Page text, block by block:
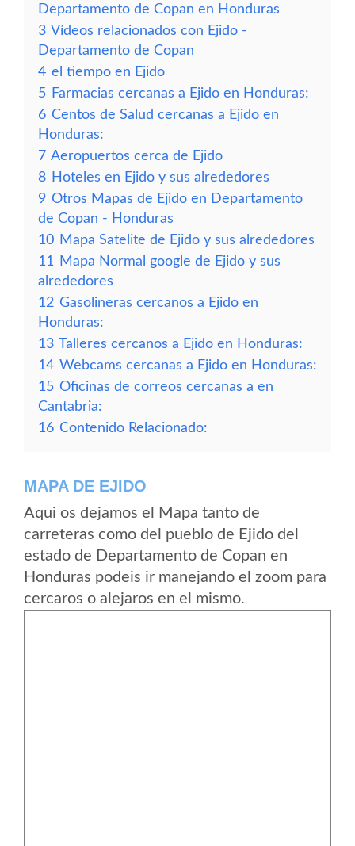
Departamento de Copan en Honduras
3 Vídeos relacionados con Ejido -
Departamento de Copan
4 el tiempo en Ejido
5 Farmacias cercanas a Ejido en Honduras:
6 Centos de Salud cercanas a Ejido en
Honduras:
7 Aeropuertos cerca de Ejido
8 Hoteles en Ejido y sus alrededores
9 Otros Mapas de Ejido en Departamento
de Copan - Honduras
10 Mapa Satelite de Ejido y sus alrededores
11
Mapa Normal google de Ejido y sus
alrededores
12 Gasolineras cercanos a Ejido en
Honduras:
13 Talleres cercanos a Ejido en Honduras:
14 Webcams cercanas a Ejido en Honduras:
15 Oficinas de correos cercanas a en
Cantabria:
16 Contenido Relacionado:
MAPA DE EJIDO
Aqui os dejamos el Mapa tanto de
carreteras como del pueblo de Ejido del
estado de Departamento de Copan en
Honduras podeis ir manejando el zoom para
cercaros o alejaros en el mismo.